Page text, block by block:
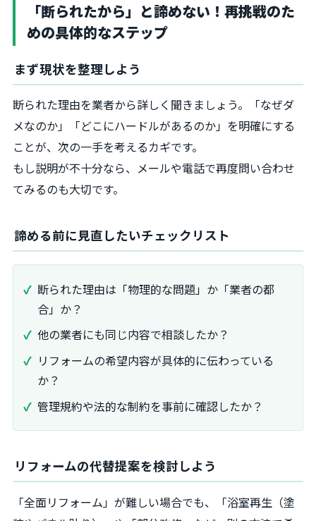
「断られたから」と諦めない！再挑戦のた
めの具体的なステップ
まず現状を整理しよう
断られた理由を業者から詳しく聞きましょう。「なぜダ
メなのか」「どこにハードルがあるのか」を明確にする
ことが、次の一手を考えるカギです。
もし説明が不十分なら、メールや電話で再度問い合わせ
てみるのも大切です。
諦める前に見直したいチェックリスト
断られた理由は「物理的な問題」か「業者の都
合」か？
他の業者にも同じ内容で相談したか？
リフォームの希望内容が具体的に伝わっている
か？
管理規約や法的な制約を事前に確認したか？
リフォームの代替提案を検討しよう
「全面リフォーム」が難しい場合でも、「浴室再生（塗